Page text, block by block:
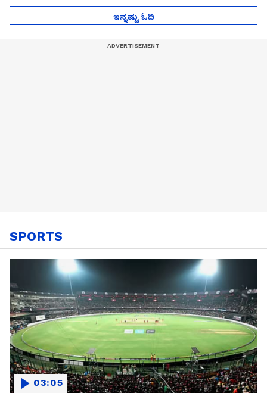
ಇನ್ನಷ್ಟು ಓದಿ
SPORTS
03:05